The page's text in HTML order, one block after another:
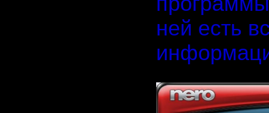
ней есть